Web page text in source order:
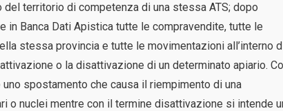
territorio di competenza di una stessa ATS; dopo
Banca Dati Apistica tutte le compravendite, tutte le
stessa provincia e tutte le movimentazioni all’interno
o la disattivazione di un determinato apiario.
spostamento che causa il riempimento di una
o nuclei mentre con il termine disattivazione si intende